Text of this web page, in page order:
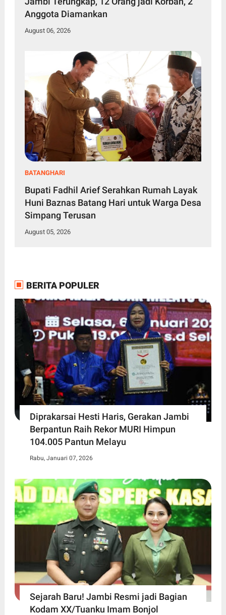
Anggota Diamankan
August 06, 2026
BATANGHARI
Bupati Fadhil Arief Serahkan Rumah Layak
Huni Baznas Batang Hari untuk Warga Desa
Simpang Terusan
August 05, 2026
BERITA POPULER
Diprakarsai Hesti Haris, Gerakan Jambi
Berpantun Raih Rekor MURI Himpun
104.005 Pantun Melayu
Rabu, Januari 07, 2026
Sejarah Baru! Jambi Resmi jadi Bagian
Kodam XX/Tuanku Imam Bonjol